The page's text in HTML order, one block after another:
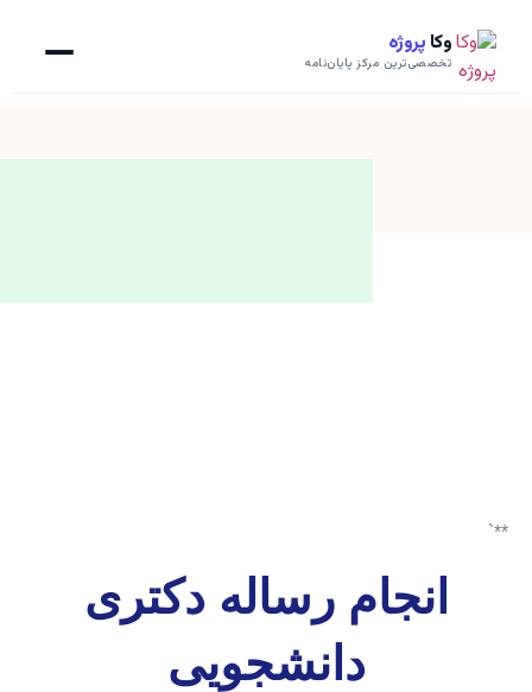
وکا پروژه
تخصصی‌ترین مرکز پایان‌نامه
**`
انجام رساله دکتری
دانشجویی